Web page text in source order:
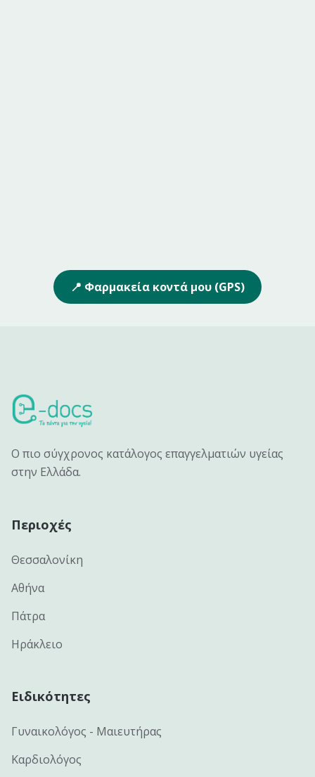
📍 Φαρμακεία κοντά μου (GPS)
Ο πιο σύγχρονος κατάλογος επαγγελματιών υγείας
στην Ελλάδα.
Περιοχές
Θεσσαλονίκη
Αθήνα
Πάτρα
Ηράκλειο
Ειδικότητες
Γυναικολόγος - Μαιευτήρας
Καρδιολόγος